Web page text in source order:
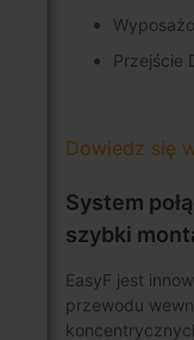
Przejście
Dowiedz się
System
szybki
EasyF jest
przewodu